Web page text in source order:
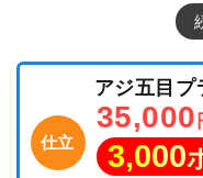
仕立
アジ五目プ
35,000
3,000